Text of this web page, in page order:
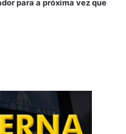
para a próxima vez que